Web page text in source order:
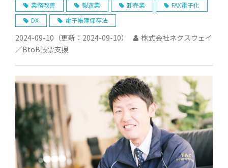
業務改善 製造業 卸売業
FAX電子化
DX
電子帳簿保存法
2024-09-10 （更新： 2024-09-10）
株式会社ネクスウェイ
／BtoB帳票支援